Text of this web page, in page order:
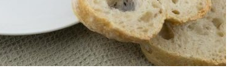
APLIKACJA WEBOWA CZY NATYWNA
— CO WYBRAĆ DLA SYSTEMU B2B
AUTOR OLGA NONE 2 LIPCA, 2026